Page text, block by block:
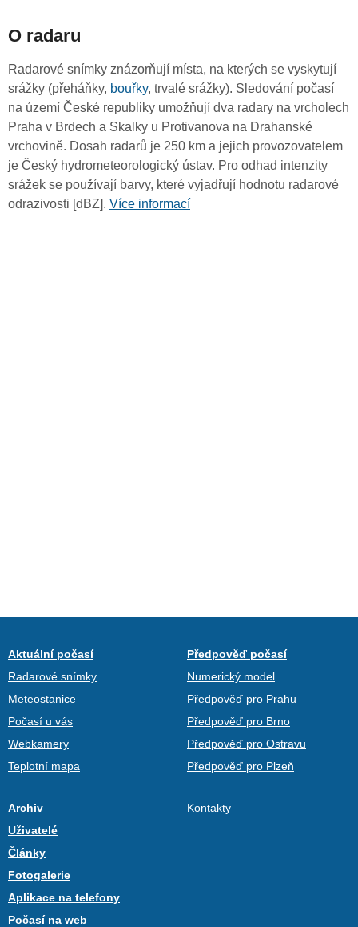
O radaru
Radarové snímky znázorňují místa, na kterých se vyskytují
srážky (přeháňky, bouřky, trvalé srážky). Sledování počasí
na území České republiky umožňují dva radary na vrcholech
Praha v Brdech a Skalky u Protivanova na Drahanské
vrchovině. Dosah radarů je 250 km a jejich provozovatelem
je Český hydrometeorologický ústav. Pro odhad intenzity
srážek se používají barvy, které vyjadřují hodnotu radarové
odrazivosti [dBZ]. Více informací
Aktuální počasí
Radarové snímky
Meteostanice
Počasí u vás
Webkamery
Teplotní mapa
Předpověď počasí
Numerický model
Předpověď pro Prahu
Předpověď pro Brno
Předpověď pro Ostravu
Předpověď pro Plzeň
Archiv
Uživatelé
Články
Fotogalerie
Aplikace na telefony
Počasí na web
Kontakty